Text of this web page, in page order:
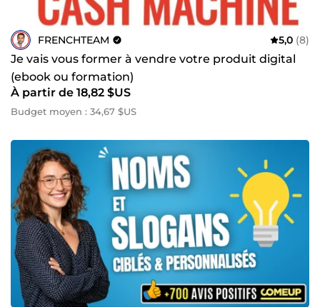
FRENCHTEAM 5,0 (8)
Je vais vous former à vendre votre produit digital
(ebook ou formation)
À partir de 18,82 $US
Budget moyen : 34,67 $US